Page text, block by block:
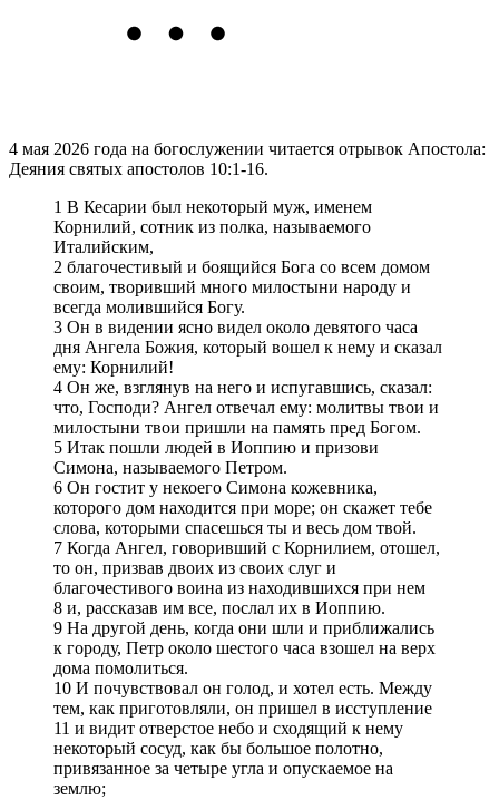
4 мая 2026 года на богослужении читается отрывок Апостола:
Деяния святых апостолов 10:1-16.
1 В Кесарии был некоторый муж, именем
Корнилий, сотник из полка, называемого
Италийским,
2 благочестивый и боящийся Бога со всем домом
своим, творивший много милостыни народу и
всегда молившийся Богу.
3 Он в видении ясно видел около девятого часа
дня Ангела Божия, который вошел к нему и сказал
ему: Корнилий!
4 Он же, взглянув на него и испугавшись, сказал:
что, Господи? Ангел отвечал ему: молитвы твои и
милостыни твои пришли на память пред Богом.
5 Итак пошли людей в Иоппию и призови
Симона, называемого Петром.
6 Он гостит у некоего Симона кожевника,
которого дом находится при море; он скажет тебе
слова, которыми спасешься ты и весь дом твой.
7 Когда Ангел, говоривший с Корнилием, отошел,
то он, призвав двоих из своих слуг и
благочестивого воина из находившихся при нем
8 и, рассказав им все, послал их в Иоппию.
9 На другой день, когда они шли и приближались
к городу, Петр около шестого часа взошел на верх
дома помолиться.
10 И почувствовал он голод, и хотел есть. Между
тем, как приготовляли, он пришел в исступление
11 и видит отверстое небо и сходящий к нему
некоторый сосуд, как бы большое полотно,
привязанное за четыре угла и опускаемое на
землю;